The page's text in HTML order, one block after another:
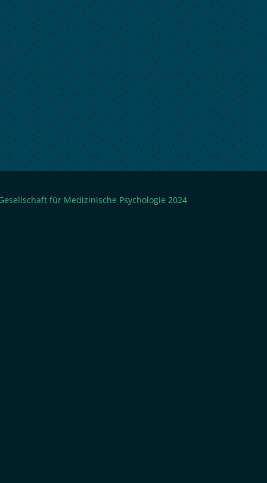
für Medizinische Psychologie 2024